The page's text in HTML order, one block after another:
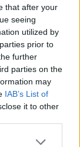
that after your
seeing
utilized by
prior to
further
parties on the
may
IAB’s List of
it to other
more Google
Συντακτική
Ομάδα
Flash.gr